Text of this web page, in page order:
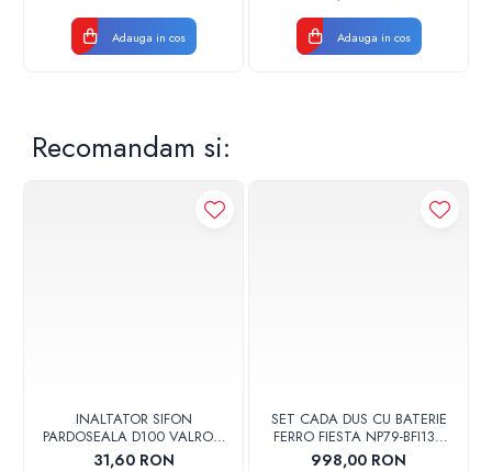
Diametru racord: 1"
Adauga in cos Adauga in cos
Recomandam si:
INALTATOR SIFON
PARDOSEALA D100 VALROM
17001900004
31,60 RON
SET CADA DUS CU BATERIE
FERRO FIESTA NP79-BFI13U
CROM
998,00 RON